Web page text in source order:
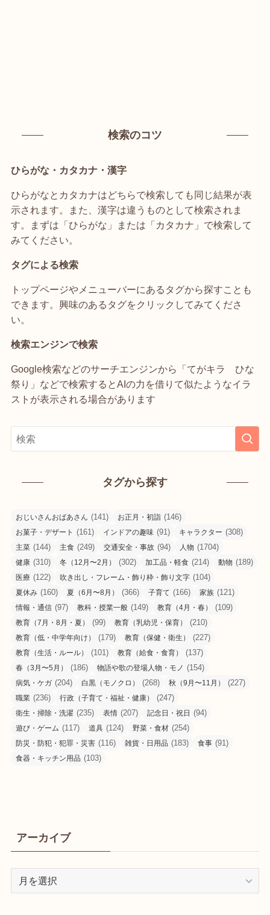
検索のコツ
ひらがな・カタカナ・漢字
ひらがなとカタカナはどちらで検索しても同じ結果が表
示されます。また、漢字は違うものとして検索されま
す。まずは「ひらがな」または「カタカナ」で検索して
みてください。
タグによる検索
トップページやメニューバーにあるタグから探すことも
できます。興味のあるタグをクリックしてみてくださ
い。
検索エンジンで検索
Google検索などのサーチエンジンから「てがキラ ひな
祭り」などで検索するとAIの力を借りて似たようなイラ
ストが表示される場合があります
タグから探す
おじいさんおばあさん (141) お正月・初詣 (146)
お菓子・デザート (161) インドアの趣味 (91) キャラクター (308)
主菜 (144) 主食 (249) 交通安全・事故 (94) 人物 (1704)
健康 (310) 冬（12月〜2月） (302) 加工品・軽食 (214) 動物 (189)
医療 (122) 吹き出し・フレーム・飾り枠・飾り文字 (104)
夏休み (160) 夏（6月〜8月） (366) 子育て (166) 家族 (121)
情報・通信 (97) 教科・授業一般 (149) 教育（4月・春） (109)
教育（7月・8月・夏） (99) 教育（乳幼児・保育） (210)
教育（低・中学年向け） (179) 教育（保健・衛生） (227)
教育（生活・ルール） (101) 教育（給食・食育） (137)
春（3月〜5月） (186) 物語や歌の登場人物・モノ (154)
病気・ケガ (204) 白黒（モノクロ） (268) 秋（9月〜11月） (227)
職業 (236) 行政（子育て・福祉・健康） (247)
衛生・掃除・洗濯 (235) 表情 (207) 記念日・祝日 (94)
遊び・ゲーム (117) 道具 (124) 野菜・食材 (254)
防災・防犯・犯罪・災害 (116) 雑貨・日用品 (183) 食事 (91)
食器・キッチン用品 (103)
アーカイブ